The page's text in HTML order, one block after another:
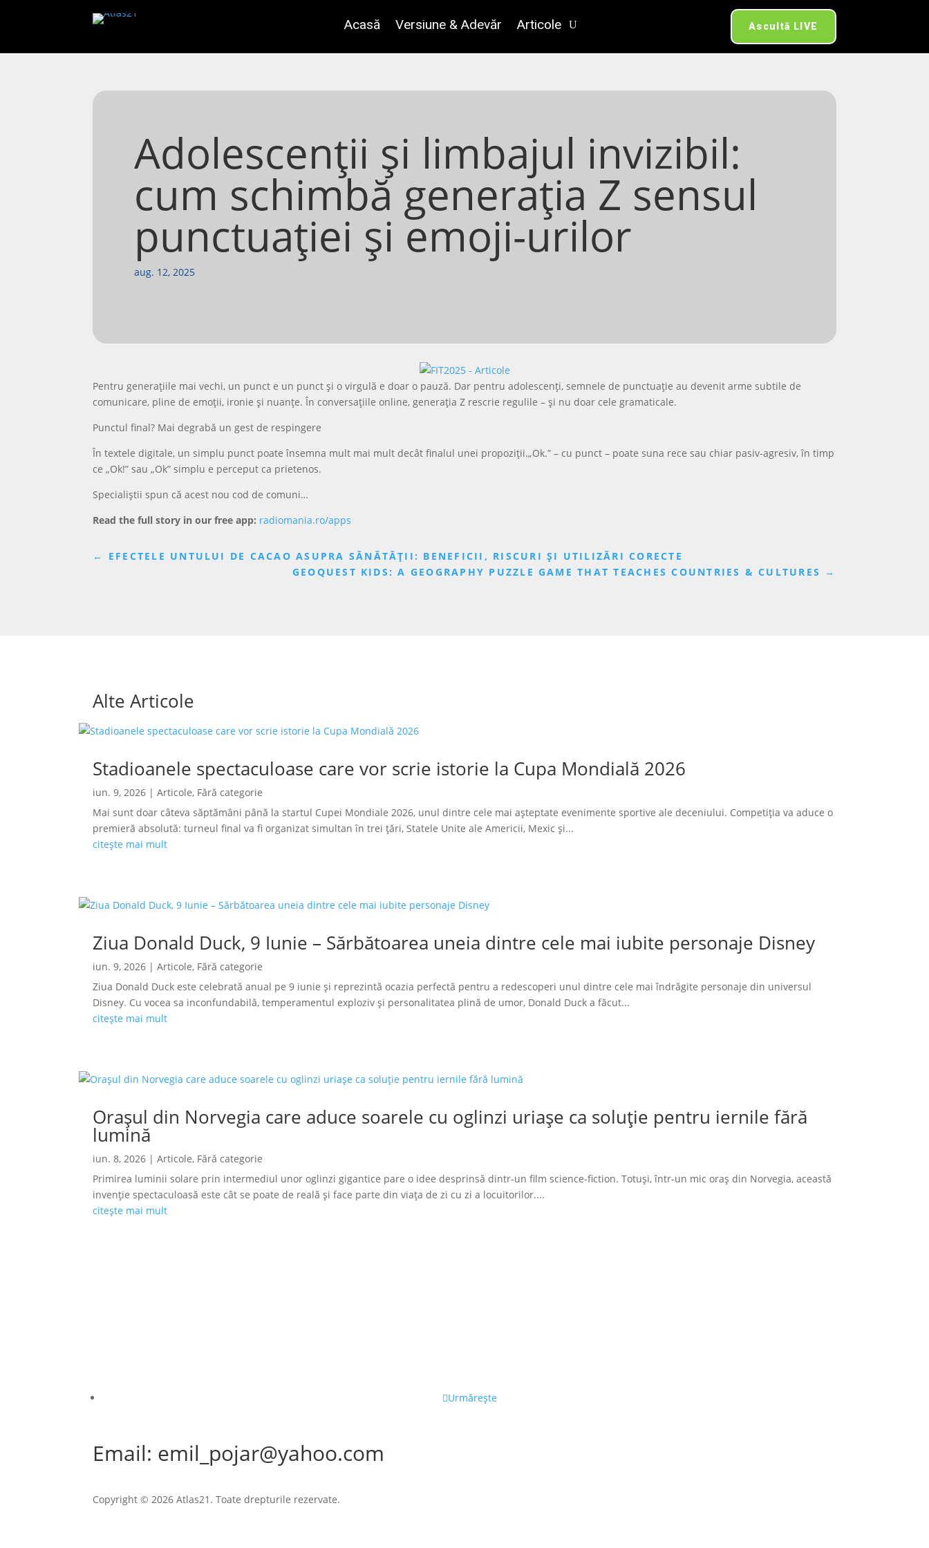
Acasă Versiune & Adevăr Articole Ascultă LIVE
Adolescenții și limbajul invizibil:
cum schimbă generația Z sensul
punctuației și emoji-urilor
aug. 12, 2025
Pentru generațiile mai vechi, un punct e un punct și o virgulă e doar o pauză. Dar pentru adolescenți, semnele de punctuație au devenit arme subtile de
comunicare, pline de emoții, ironie și nuanțe. În conversațiile online, generația Z rescrie regulile – și nu doar cele gramaticale.
Punctul final? Mai degrabă un gest de respingere
În textele digitale, un simplu punct poate însemna mult mai mult decât finalul unei propoziții.„Ok.” – cu punct – poate suna rece sau chiar pasiv-agresiv, în timp
ce „Ok!” sau „Ok” simplu e perceput ca prietenos.
Specialiștii spun că acest nou cod de comuni…
Read the full story in our free app: radiomania.ro/apps
← EFECTELE UNTULUI DE CACAO ASUPRA SĂNĂTĂȚII: BENEFICII, RISCURI ȘI UTILIZĂRI CORECTE
GEOQUEST KIDS: A GEOGRAPHY PUZZLE GAME THAT TEACHES COUNTRIES & CULTURES →
Alte Articole
Stadioanele spectaculoase care vor scrie istorie la Cupa Mondială 2026
iun. 9, 2026 |Articole, Fără categorie
Mai sunt doar câteva săptămâni până la startul Cupei Mondiale 2026, unul dintre cele mai așteptate evenimente sportive ale deceniului. Competiția va aduce o
premieră absolută: turneul final va fi organizat simultan în trei țări, Statele Unite ale Americii, Mexic și...
citește mai mult
Ziua Donald Duck, 9 Iunie – Sărbătoarea uneia dintre cele mai iubite personaje Disney
iun. 9, 2026 |Articole, Fără categorie
Ziua Donald Duck este celebrată anual pe 9 iunie și reprezintă ocazia perfectă pentru a redescoperi unul dintre cele mai îndrăgite personaje din universul
Disney. Cu vocea sa inconfundabilă, temperamentul exploziv și personalitatea plină de umor, Donald Duck a făcut...
citește mai mult
Orașul din Norvegia care aduce soarele cu oglinzi uriașe ca soluție pentru iernile fără
lumină
iun. 8, 2026 |Articole, Fără categorie
Primirea luminii solare prin intermediul unor oglinzi gigantice pare o idee desprinsă dintr-un film science-fiction. Totuși, într-un mic oraș din Norvegia, această
invenție spectaculoasă este cât se poate de reală și face parte din viața de zi cu zi a locuitorilor....
citește mai mult
Urmărește
Email: emil_pojar@yahoo.com
Copyright © 2026 Atlas21. Toate drepturile rezervate.